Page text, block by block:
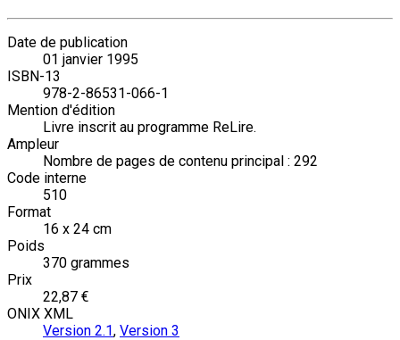
Date de publication
01 janvier 1995
ISBN-13
978-2-86531-066-1
Mention d'édition
Livre inscrit au programme ReLire.
Ampleur
Nombre de pages de contenu principal : 292
Code interne
510
Format
16 x 24 cm
Poids
370 grammes
Prix
22,87 €
ONIX XML
Version 2.1, Version 3